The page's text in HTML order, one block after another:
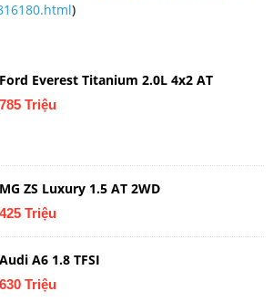
)
Ford Everest Titanium 2.0L 4x2 AT
785 Triệu
MG ZS Luxury 1.5 AT 2WD
425 Triệu
Audi A6 1.8 TFSI
630 Triệu